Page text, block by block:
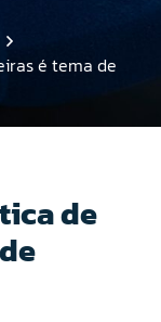
é tema de
de